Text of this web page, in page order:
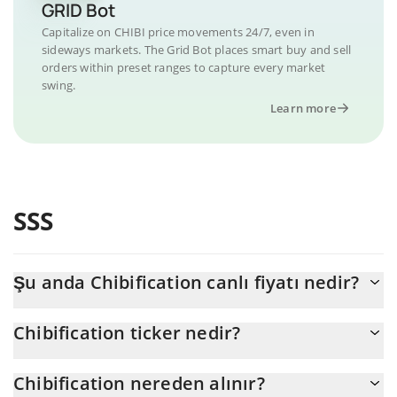
GRID Bot
Capitalize on CHIBI price movements 24/7, even in
sideways markets. The Grid Bot places smart buy and sell
orders within preset ranges to capture every market
swing.
Learn more
SSS
Şu anda Chibification canlı fiyatı nedir?
0,000054'dır
Chibification ticker nedir?
Chibification nereden alınır?